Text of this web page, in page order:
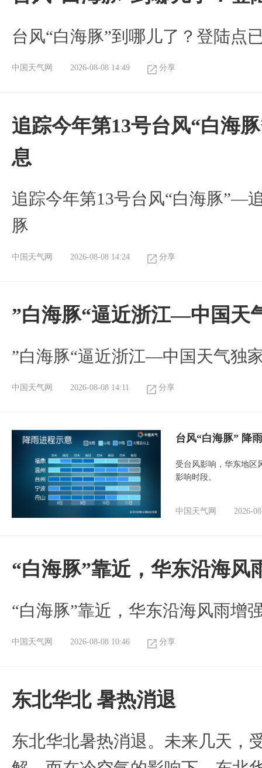
台风“白海豚”到哪儿了？登陆点
中国天气网 2026-08-08 14:49 分享
追踪今年第13号台风“白海
息
追踪今年第13号台风“白海豚”—
豚
中国天气网 2026-08-08 14:24 分享
”白海豚“逼近浙江—中国天
​”白海豚“逼近浙江—中国天气独
中国天气网 2026-08-08 14:11 分享
台风“白海豚” 降
受台风影响，华东地区
影响时段。
中国天气网 2026-
“白海豚”靠近，华东沿海风
“白海豚”靠近，华东沿海风雨增
中国天气网 2026-08-08 10:46 分享
​东北华北 暑热消退
东北华北暑热消退。未来几天，